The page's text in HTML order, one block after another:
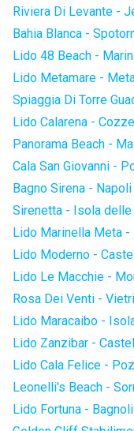
Riviera Di Levante -
Bahia Blanca -
Lido 48 Beach -
Lido Metamare -
Spiaggia Di Torre
Lido Calarena -
Panorama Beach -
Cala San Giovanni -
Bagno Sirena -
Sirenetta - Isola delle
Lido Marinella Meta -
Lido Moderno -
Lido Le Macchie -
Rosa Dei Venti -
Lido Maracaibo -
Lido Zanzibar -
Lido Cala Felice -
Leonelli's Beach -
Lido Fortuna -